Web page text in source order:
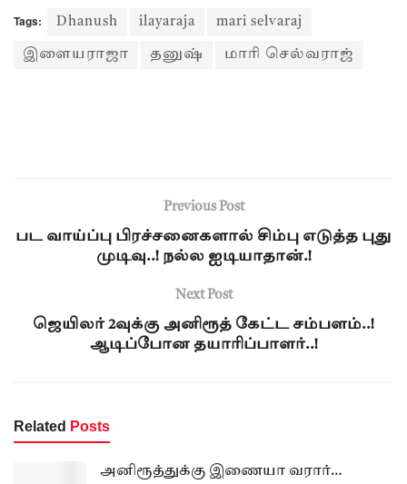
Tags: Dhanush ilayaraja mari selvaraj
இளையராஜா தனுஷ் மாரி செல்வராஜ்
Previous Post
பட வாய்ப்பு பிரச்சனைகளால் சிம்பு எடுத்த புது
முடிவு..! நல்ல ஐடியாதான்.!
Next Post
ஜெயிலர் 2வுக்கு அனிரூத் கேட்ட சம்பளம்..!
ஆடிப்போன தயாரிப்பாளர்..!
Related Posts
அனிரூத்துக்கு இணையா வரார்…